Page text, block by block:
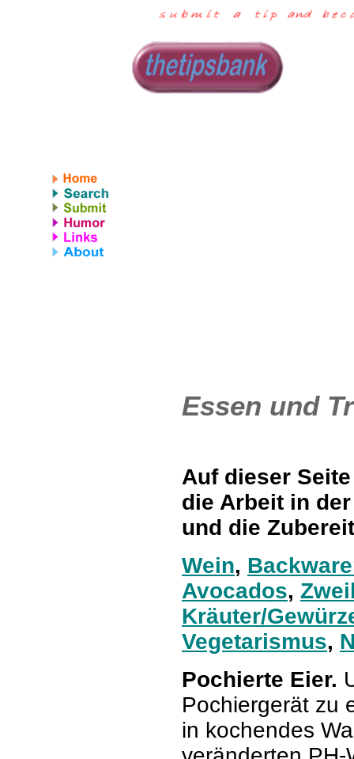
Essen und
Auf dieser
die Arbeit in
und die
Wein,
Avocados,
Kräuter/
Vegetarismus,
Pochierte Eier.
Pochiergerät zu
in kochendes